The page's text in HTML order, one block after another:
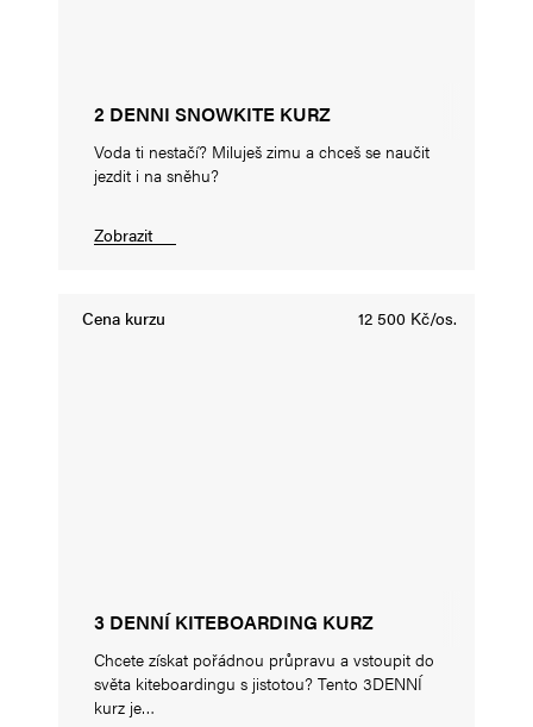
2 DENNI SNOWKITE KURZ
Voda ti nestačí? Miluješ zimu a chceš se naučit
jezdit i na sněhu?
Zobrazit
Cena kurzu 12 500 Kč/os.
3 DENNÍ KITEBOARDING KURZ
Chcete získat pořádnou průpravu a vstoupit do
světa kiteboardingu s jistotou? Tento 3DENNÍ
kurz je…